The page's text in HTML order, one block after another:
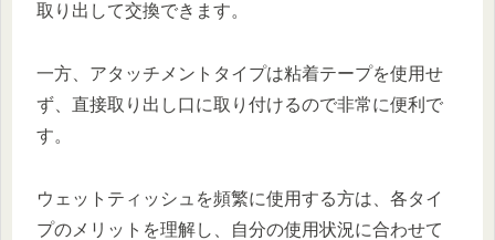
取り出して交換できます。
一方、アタッチメントタイプは粘着テープを使用せ
ず、直接取り出し口に取り付けるので非常に便利で
す。
ウェットティッシュを頻繁に使用する方は、各タイ
プのメリットを理解し、自分の使用状況に合わせて